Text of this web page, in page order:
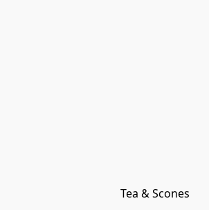
Tea & Scones